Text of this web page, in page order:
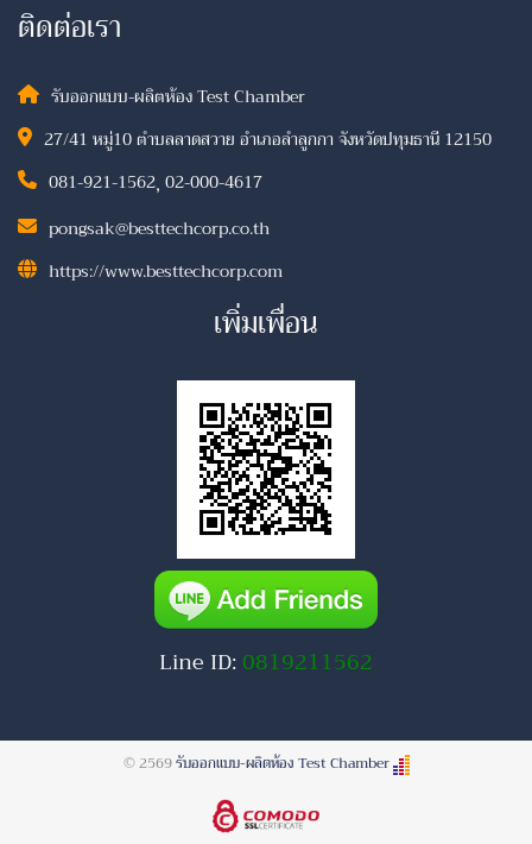
ติดต่อเรา
รับออกแบบ-ผลิตห้อง Test Chamber
27/41 หมู่10 ตำบลลาดสวาย อำเภอลำลูกกา จังหวัดปทุมธานี 12150
081-921-1562, 02-000-4617
pongsak@besttechcorp.co.th
https://www.besttechcorp.com
เพิ่มเพื่อน
Line ID:0819211562
© 2569รับออกแบบ-ผลิตห้อง Test Chamber